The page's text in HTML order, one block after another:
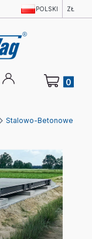
POLSKI ZŁ
Produkty w
Stalowo-Betonowe